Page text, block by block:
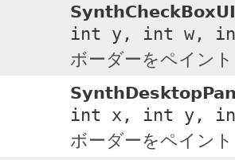
int y, int w,
ボーダーをペイン
int x, int y,
ボーダーをペイン